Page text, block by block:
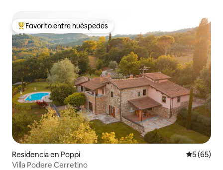
De los mejores en Favorito entre huéspedes
Favorito entre huéspedes
Residencia en Poppi
5 (65)
Villa Podere Cerretino